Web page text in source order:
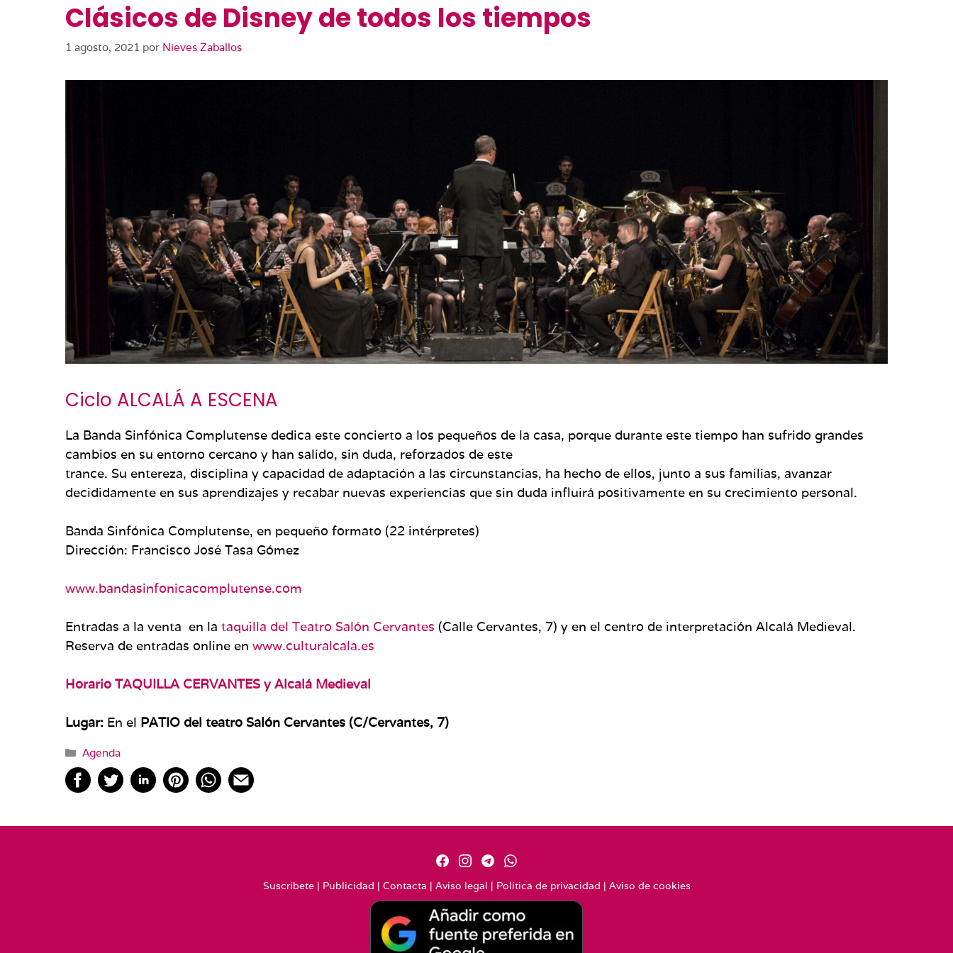
Clásicos de Disney de todos los tiempos
1 agosto, 2021 por Nieves Zaballos
Ciclo ALCALÁ A ESCENA
La Banda Sinfónica Complutense dedica este concierto a los pequeños de la casa, porque durante este tiempo han sufrido grandes
cambios en su entorno cercano y han salido, sin duda, reforzados de este
trance. Su entereza, disciplina y capacidad de adaptación a las circunstancias, ha hecho de ellos, junto a sus familias, avanzar
decididamente en sus aprendizajes y recabar nuevas experiencias que sin duda influirá positivamente en su crecimiento personal.
Banda Sinfónica Complutense, en pequeño formato (22 intérpretes)
Dirección: Francisco José Tasa Gómez
www.bandasinfonicacomplutense.com
Entradas a la venta en la taquilla del Teatro Salón Cervantes (Calle Cervantes, 7) y en el centro de interpretación Alcalá Medieval.
Reserva de entradas online en www.culturalcala.es
Horario TAQUILLA CERVANTES y Alcalá Medieval
Lugar: En el PATIO del teatro Salón Cervantes (C/Cervantes, 7)
Categorías
Agenda
Suscríbete| Publicidad | Contacta | Aviso legal | Política de privacidad | Aviso de cookies